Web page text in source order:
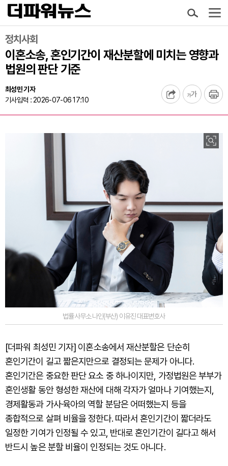
정치사회
이혼소송, 혼인기간이 재산분할에 미치는 영향과
법원의 판단 기준
최성민 기자
기사입력 : 2026-07-06 17:10
법률사무소 나인(부산) 이유진 대표변호사
[더파워 최성민 기자] 이혼소송에서 재산분할은 단순히
혼인기간이 길고 짧은지만으로 결정되는 문제가 아니다.
혼인기간은 중요한 판단 요소 중 하나이지만, 가정법원은 부부가
혼인생활 동안 형성한 재산에 대해 각자가 얼마나 기여했는지,
경제활동과 가사·육아의 역할 분담은 어떠했는지 등을
종합적으로 살펴 비율을 정한다. 따라서 혼인기간이 짧더라도
일정한 기여가 인정될 수 있고, 반대로 혼인기간이 길다고 해서
반드시 높은 분할 비율이 인정되는 것도 아니다.